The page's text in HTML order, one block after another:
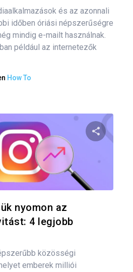
és az azonnali
időben óriási népszerűségre
mindig e-mailt használnak.
például az internetezők
How To
nyomon az
4 legjobb
közösségi
emberek milliói